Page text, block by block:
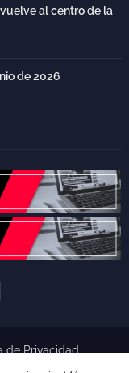
al centro de la
de 2026
de Privacidad
de Uso